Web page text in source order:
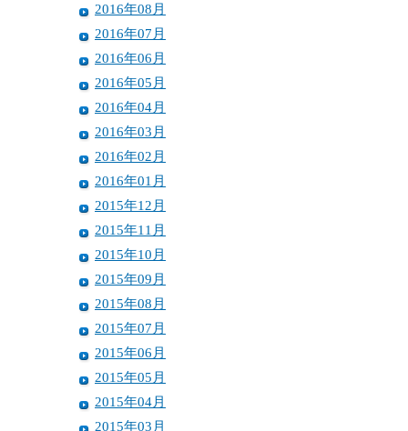
2016年08月
2016年07月
2016年06月
2016年05月
2016年04月
2016年03月
2016年02月
2016年01月
2015年12月
2015年11月
2015年10月
2015年09月
2015年08月
2015年07月
2015年06月
2015年05月
2015年04月
2015年03月